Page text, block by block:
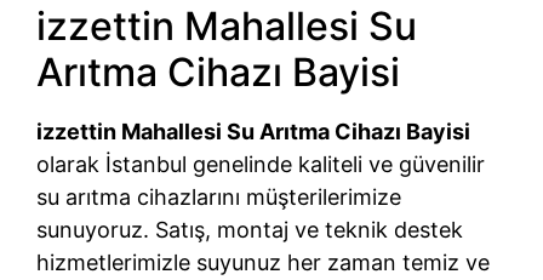
izzettin Mahallesi Su
Arıtma Cihazı Bayisi
izzettin Mahallesi Su Arıtma Cihazı Bayisi
olarak İstanbul genelinde kaliteli ve güvenilir
su arıtma cihazlarını müşterilerimize
sunuyoruz. Satış, montaj ve teknik destek
hizmetlerimizle suyunuz her zaman temiz ve